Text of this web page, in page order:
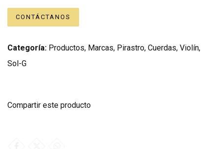
CONTÁCTANOS
Categoría: Productos, Marcas, Pirastro, Cuerdas, Violín,
Sol-G
Compartir este producto